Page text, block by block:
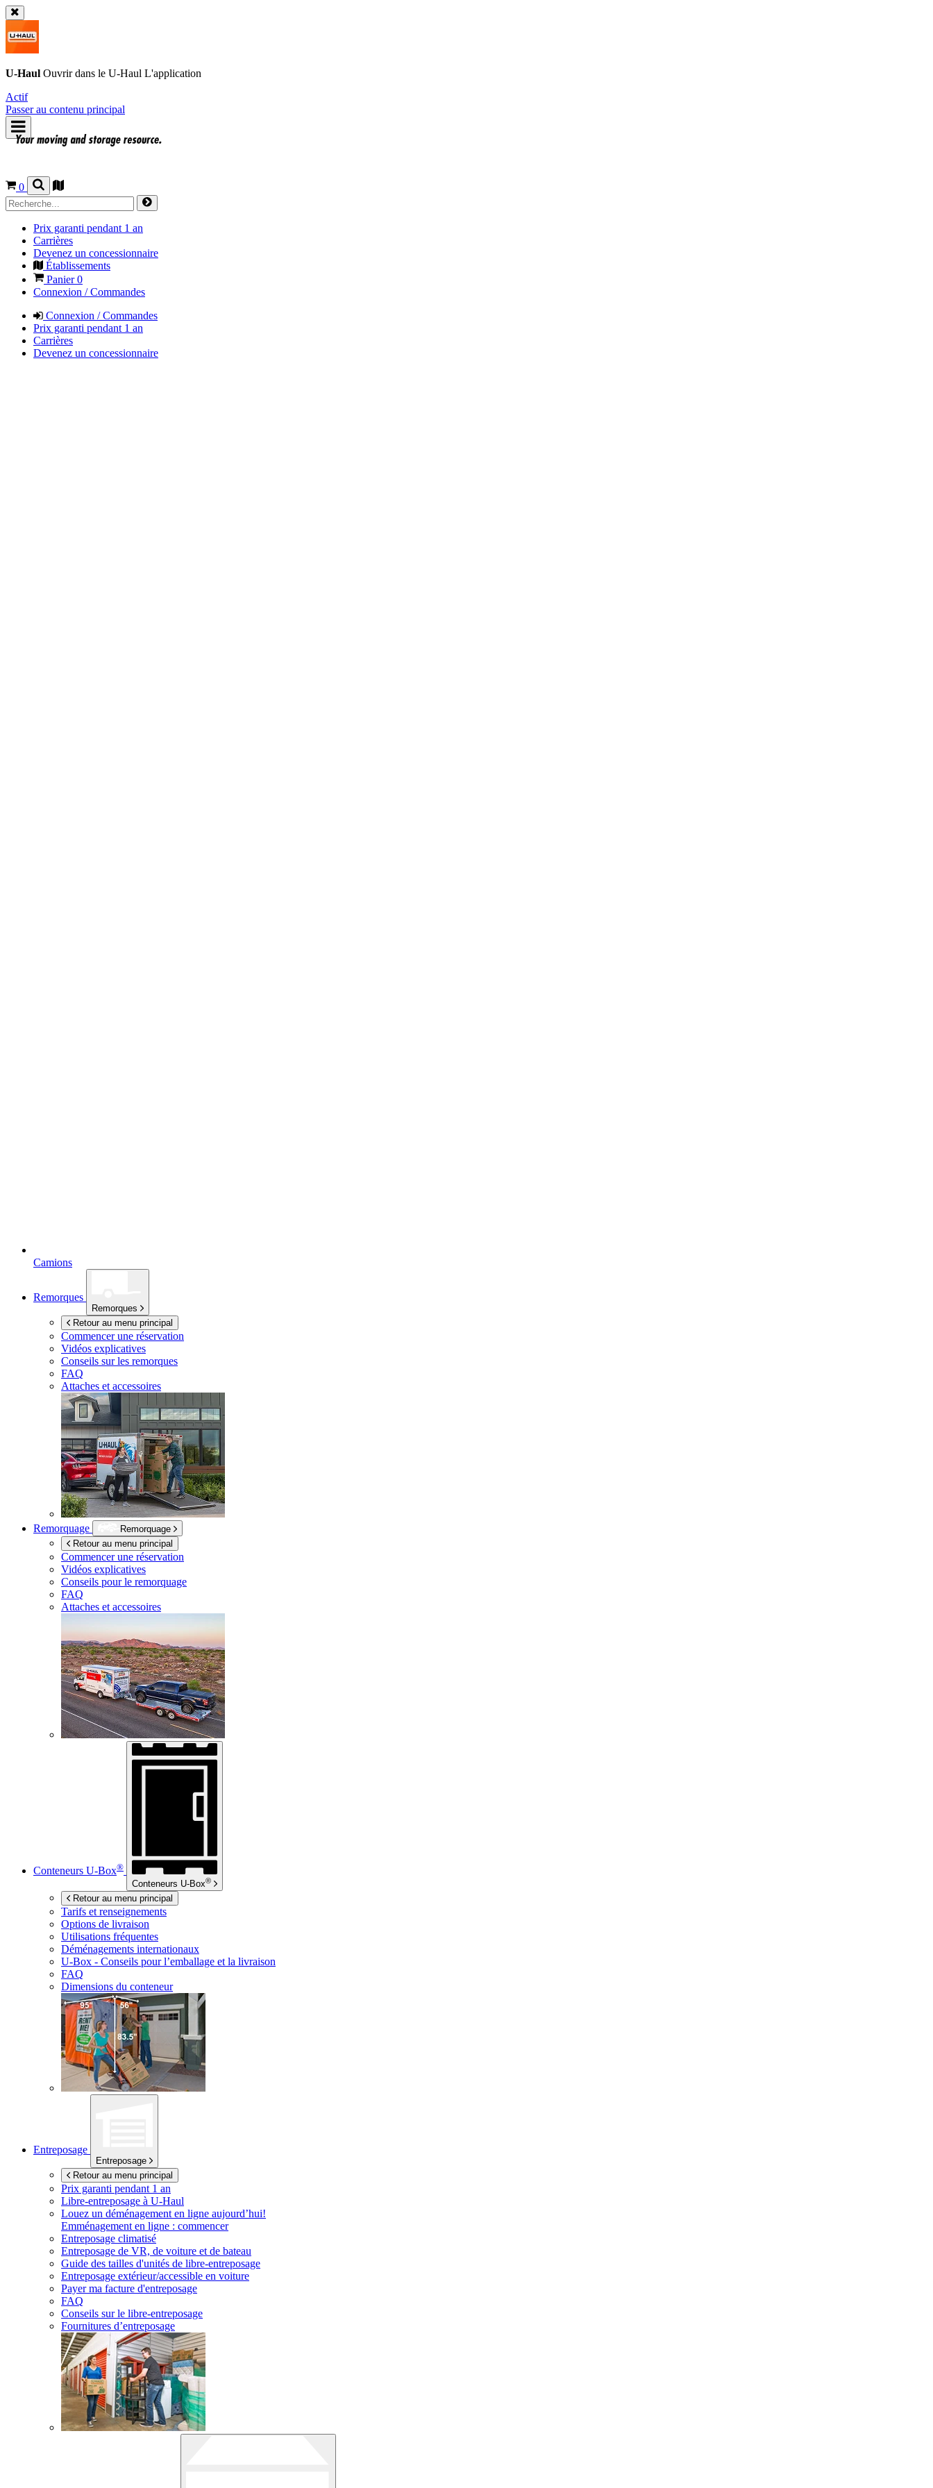
U-Haul Ouvrir dans le U-Haul L'application
Actif
Passer au contenu principal
0
Prix garanti pendant 1 an
Carrières
Devenez un concessionnaire
Établissements
Panier0
Connexion / Commandes
Connexion / Commandes
Prix garanti pendant 1 an
Carrières
Devenez un concessionnaire
Camions
Remorques
Remorques
Retour au menu principal
Commencer une réservation
Vidéos explicatives
Conseils sur les remorques
FAQ
Attaches et accessoires
Remorquage
Remorquage
Retour au menu principal
Commencer une réservation
Vidéos explicatives
Conseils pour le remorquage
FAQ
Attaches et accessoires
Conteneurs U-Box®
Conteneurs U-Box®
Retour au menu principal
Tarifs et renseignements
Options de livraison
Utilisations fréquentes
Déménagements internationaux
U-Box - Conseils pour l’emballage et la livraison
FAQ
Dimensions du conteneur
Entreposage
Entreposage
Retour au menu principal
Prix garanti pendant 1 an
Libre-entreposage à U-Haul
Louez un déménagement en ligne aujourd’hui!
Emménagement en ligne : commencer
Entreposage climatisé
Entreposage de VR, de voiture et de bateau
Guide des tailles d'unités de libre-entreposage
Entreposage extérieur/accessible en voiture
Payer ma facture d'entreposage
FAQ
Conseils sur le libre-entreposage
Fournitures d’entreposage